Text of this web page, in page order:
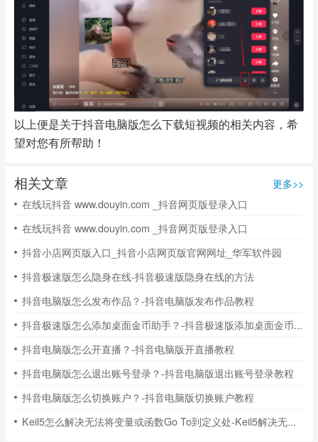
以上便是关于抖音电脑版怎么下载短视频的相关内容，希
望对您有所帮助！
相关文章
更多>>
在线玩抖音 www.douyin.com _抖音网页版登录入口
在线玩抖音 www.douyin.com _抖音网页版登录入口
抖音小店网页版入口_抖音小店网页版官网网址_华军软件园
抖音极速版怎么隐身在线-抖音极速版隐身在线的方法
抖音电脑版怎么发布作品？-抖音电脑版发布作品教程
抖音极速版怎么添加桌面金币助手？-抖音极速版添加桌面金币助手的方法
抖音电脑版怎么开直播？-抖音电脑版开直播教程
抖音电脑版怎么退出账号登录？-抖音电脑版退出账号登录教程
抖音电脑版怎么切换账户？-抖音电脑版切换账户教程
Keil5怎么解决无法将变量或函数Go To到定义处-Keil5解决无法将变量或函数Go To到定义处的方法